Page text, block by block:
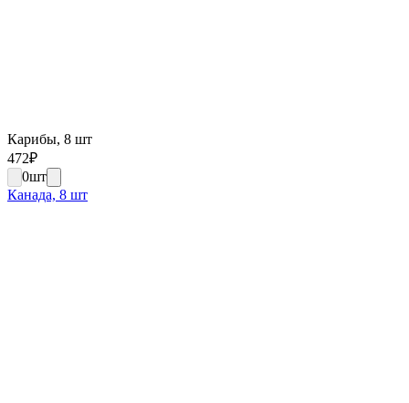
Карибы, 8 шт
472₽
0шт
Канада, 8 шт